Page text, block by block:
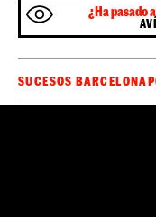
¿Ha pasado
SUCESOS BARCELONA